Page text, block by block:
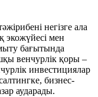
негізге ала
экожүйесі мен
бағытында
венчурлік қоры –
инвестициялар
бизнес-
аударады.